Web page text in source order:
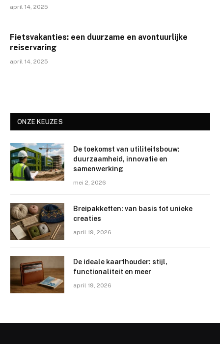
april 14, 2025
Fietsvakanties: een duurzame en avontuurlijke
reiservaring
april 14, 2025
ONZE KEUZES
De toekomst van utiliteitsbouw:
duurzaamheid, innovatie en
samenwerking
mei 2, 2026
Breipakketten: van basis tot unieke
creaties
april 19, 2026
De ideale kaarthouder: stijl,
functionaliteit en meer
april 19, 2026